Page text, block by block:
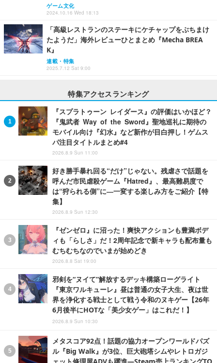
ゲーム文化
2024.10.16 Wed 18:13
「高級レストランのステーキにケチャップをぶちまけ
たようだ」海外レビューひとまとめ『Mecha BREA
K』
連載・特集
2025.7.12 Sat 9:00
特集アクセスランキング
『スプラトゥーン レイダース』の評価はいかほど？
『鬼武者 Way of the Sword』聖地巡礼に期待の
モバイル向け『幻水』など新作が目白押し！ゲムス
パ注目タイトルまとめ#4
2026.8.9 Sun 11:00
好き勝手暴れ回る“だけ”じゃない。残虐さで話題を
呼んだ市民虐殺ゲーム『Hatred』、最高難易度で
は“狩られる側”に―一変する楽しみ方をご紹介【特
集】
2026.8.9 Sun 12:30
『ゼンゼロ』に沼った！爽快アクションも豊満ボデ
ィも「らしさ」だ！2周年記念で新キャラも配布量も
むちむちなのでいまが始めどき
2026.8.8 Sat 19:00
邪剣を“ヌイて”解放するデッキ構築ローグライト
『東京ワルキューレ』昼は普通の女子大生、夜は世
界を浄化する戦士として戦う令和のヌキゲー【26年
6月後半にHOTな「美少女ゲー」はこれだ！】
2026.8.9 Sun 10:30
メタスコア92点！話題の協力オープンワールドパズ
ル『Big Walk』が3位、巨大砲塔シムやレトロガジ